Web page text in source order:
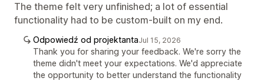
The theme felt very unfinished; a lot of essential
functionality had to be custom-built on my end.
Odpowiedź od projektantaJul 15, 2026
Thank you for sharing your feedback. We're sorry the
theme didn't meet your expectations. We'd appreciate
the opportunity to better understand the functionality